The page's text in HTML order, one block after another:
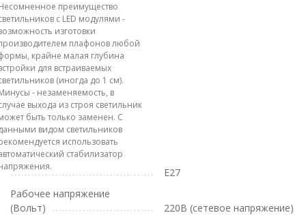
преимущество
с LED модулями -
изготовки
плафонов любой
крайне малая глубина
для встраиваемых
(иногда до 1 см).
- незаменяемость, в
выхода из строя светильник
быть только заменен. С
видом светильников
использовать
стабилизатор
E27
Рабочее напряжение
(Вольт)
220В (сетевое напряжение)